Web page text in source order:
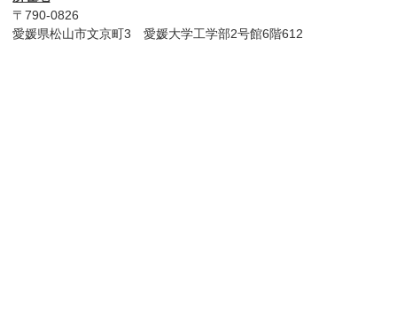
〒790-0826
愛媛県松山市文京町3 愛媛大学工学部2号館6階612